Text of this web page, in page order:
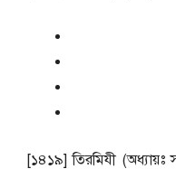
[১৪১৯] তিরমিযী